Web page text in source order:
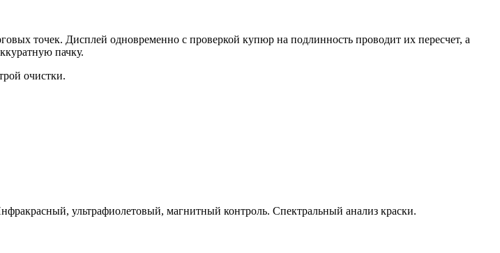
точек. Дисплей одновременно с проверкой купюр на подлинность проводит их пересчет, а
пачку.
очистки.
ультрафиолетовый, магнитный контроль. Спектральный анализ краски.